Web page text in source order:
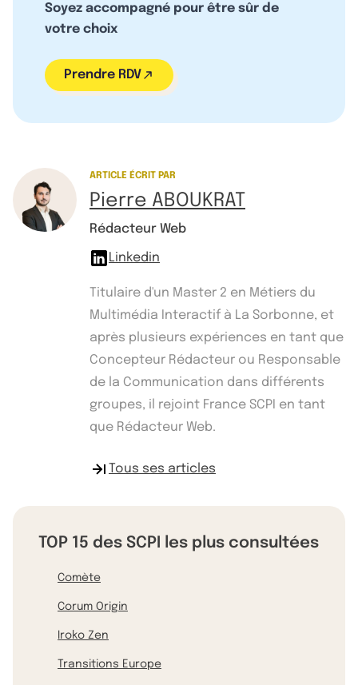
Soyez accompagné pour être sûr de
votre choix
Prendre RDV
ARTICLE ÉCRIT PAR
Pierre ABOUKRAT
Rédacteur Web
Linkedin
Titulaire d'un Master 2 en Métiers du
Multimédia Interactif à La Sorbonne, et
après plusieurs expériences en tant que
Concepteur Rédacteur ou Responsable
de la Communication dans différents
groupes, il rejoint France SCPI en tant
que Rédacteur Web.
Tous ses articles
TOP 15 des SCPI les plus consultées
Comète
Corum Origin
Iroko Zen
Transitions Europe